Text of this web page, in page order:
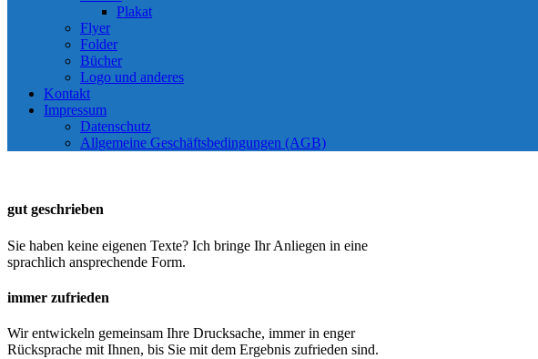
Plakat
Flyer
Folder
Bücher
Logo und anderes
Kontakt
Impressum
Datenschutz
Allgemeine Geschäftsbedingungen (AGB)
gut geschrieben
Sie haben keine eigenen Texte? Ich bringe Ihr Anliegen in eine
sprachlich ansprechende Form.
immer zufrieden
Wir entwickeln gemeinsam Ihre Drucksache, immer in enger
Rücksprache mit Ihnen, bis Sie mit dem Ergebnis zufrieden sind.